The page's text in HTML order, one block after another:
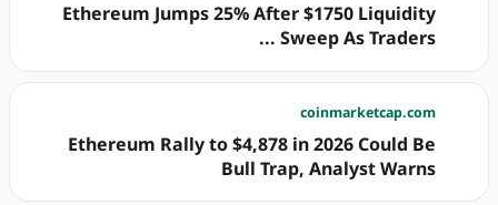
Ethereum Jumps 25% After $1750 Liquidity
Sweep As Traders ...
coinmarketcap.com
Ethereum Rally to $4,878 in 2026 Could Be
Bull Trap, Analyst Warns